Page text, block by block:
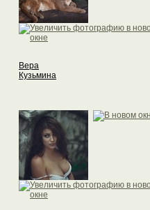
Вера
Кузьмина